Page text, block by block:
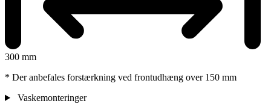
300 mm
* Der anbefales forstærkning ved frontudhæng over 150 mm
Vaskemonteringer